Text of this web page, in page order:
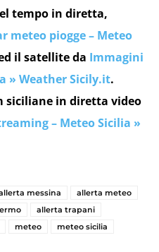
tempo in diretta,
meteo piogge – Meteo
il satellite da Immagini
» Weather Sicily.it.
siciliane in diretta video
– Meteo Sicilia »
messina
allerta meteo
allerta trapani
meteo
meteo sicilia